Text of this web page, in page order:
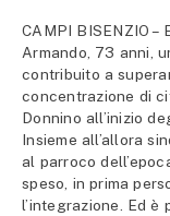
CAMPI BISENZIO –
Armando, 73 anni,
contribuito a
concentrazione di
Donnino all’inizio
Insieme all’allora
al parroco
speso, in prima
l’integrazione. Ed è